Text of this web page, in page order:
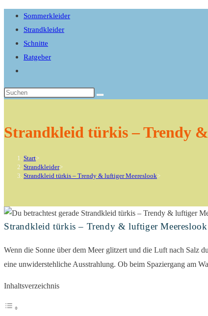
Sommerkleider
Strandkleider
Schnitte
Ratgeber
umschalten
Diese
Strandkleid türkis – Trendy
Start>
Strandkleider>
Strandkleid türkis – Trendy & luftiger Meereslook>
Strandkleid türkis – Trendy & luftiger Meereslook
Wenn die Sonne über dem Meer glitzert und die Luft nach Salz
eine unwiderstehliche Ausstrahlung. Ob beim Spaziergang am
Inhaltsverzeichnis